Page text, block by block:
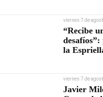
viernes 7 de
“Recibe
desafíos”:
la
viernes 7 de
Javier